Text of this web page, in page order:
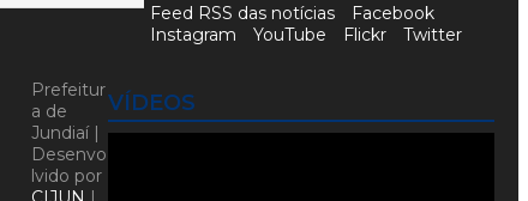
VÍDEOS
Feed RSS das notícias
Facebook
Instagram
YouTube Flickr Twitter
Prefeitur
a de
Jundiaí |
Desenvo
lvido por